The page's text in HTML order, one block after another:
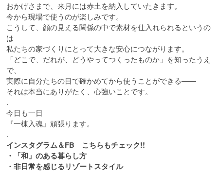
おかげさまで、来月には赤土を納入していたきます。
今から現場で使うのが楽しみです。
こうして、顔の見える関係の中で素材を仕入れられるというの
は
私たちの家づくりにとって大きな安心につながります。
「どこで、だれが、どうやってつくったものか」を知ったうえ
で、
実際に自分たちの目で確かめてから使うことができる――
それは本当にありがたく、心強いことです。
.
今日も一日
『一棟入魂』頑張ります。
.
インスタグラム＆FB こちらもチェック!!
・「和」のある暮らし方
・非日常を感じるリゾートスタイル